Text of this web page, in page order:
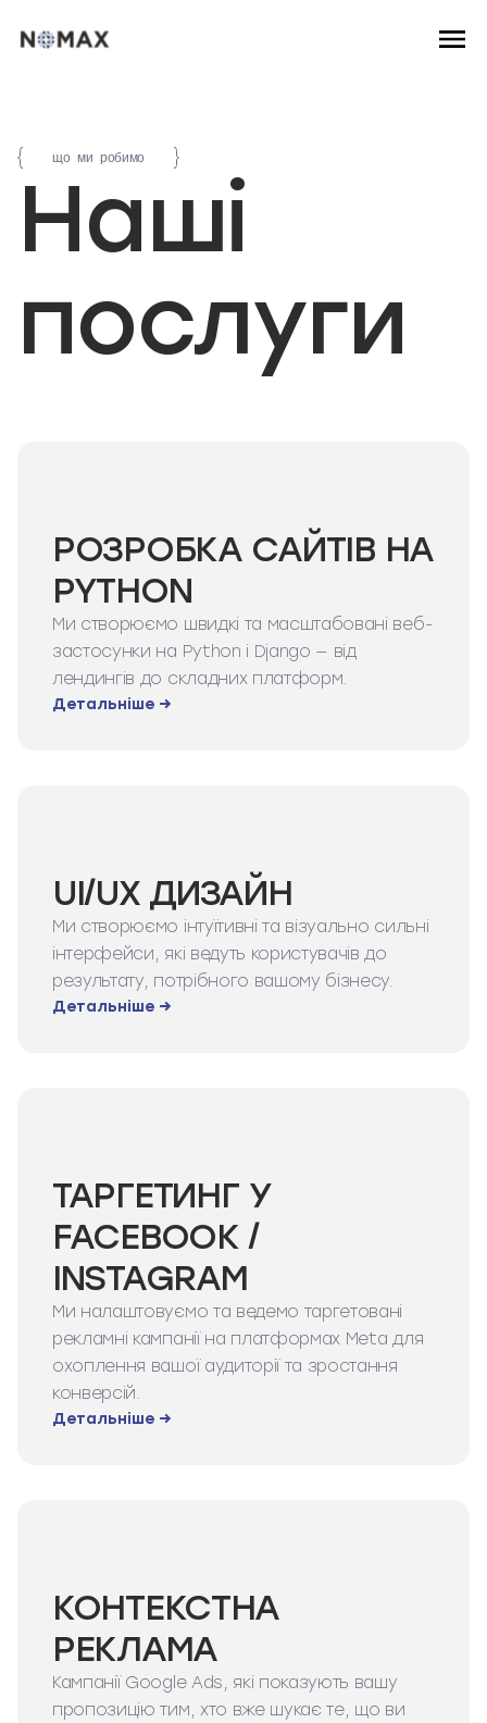
що ми робимо
Наші
послуги
РОЗРОБКА САЙТІВ НА
PYTHON
Ми створюємо швидкі та масштабовані веб-
застосунки на Python і Django — від
лендингів до складних платформ.
Детальніше →
UI/UX ДИЗАЙН
Ми створюємо інтуїтивні та візуально сильні
інтерфейси, які ведуть користувачів до
результату, потрібного вашому бізнесу.
Детальніше →
ТАРГЕТИНГ У
FACEBOOK /
INSTAGRAM
Ми налаштовуємо та ведемо таргетовані
рекламні кампанії на платформах Meta для
охоплення вашої аудиторії та зростання
конверсій.
Детальніше →
КОНТЕКСТНА
РЕКЛАМА
Кампанії Google Ads, які показують вашу
пропозицію тим, хто вже шукає те, що ви